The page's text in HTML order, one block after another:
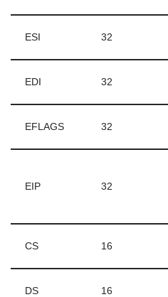
ESI 32
EDI 32
EFLAGS 32
EIP 32
CS 16
DS 16